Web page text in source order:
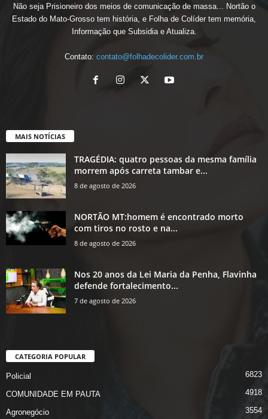
Não seja Prisioneiro dos meios de comunicação de massa... Nortão o
Estado do Mato-Grosso tem história, e Folha de Colíder tem memória,
Informação que Subsidia e Atualiza.
Contato: contato@folhadecolider.com.br
MAIS NOTÍCIAS
TRAGÉDIA: quatro pessoas da mesma família
morrem após carreta tambar e...
8 de agosto de 2026
NORTÃO MT:homem é encontrado morto
com tiros no rosto e na...
8 de agosto de 2026
Nos 20 anos da Lei Maria da Penha, Flavinha
defende fortalecimento...
7 de agosto de 2026
CATEGORIA POPULAR
Policial 6823
COMUNIDADE EM PAUTA 4918
Agronegócio 3554